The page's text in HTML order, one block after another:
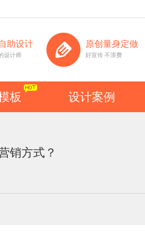
助设计
设计师
原创量身定做
好宣传 不浪费
板 设计案例
销方式？